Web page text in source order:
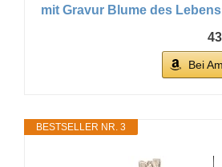
mit Gravur Blume des Lebens
Bei
BESTSELLER NR. 3